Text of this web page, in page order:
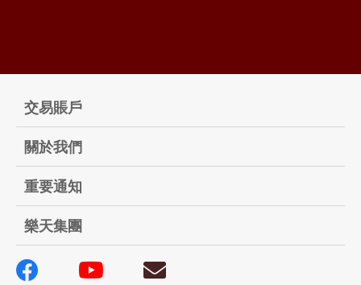
交易賬戶
關於我們
重要通知
樂天集團